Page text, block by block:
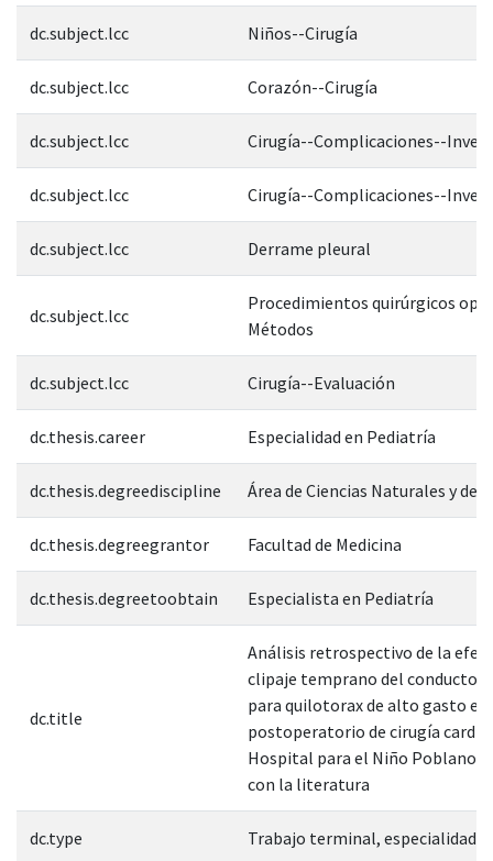
dc.subject.lcc Niños--Cirugía
dc.subject.lcc Corazón--Cirugía
dc.subject.lcc Cirugía--Complicaciones--
dc.subject.lcc Cirugía--Complicaciones--
dc.subject.lcc Derrame pleural
dc.subject.lcc
Procedimientos quirúrgicos
Métodos
dc.subject.lcc Cirugía--Evaluación
dc.thesis.career Especialidad en Pediatría
dc.thesis.degreediscipline Área de Ciencias Naturales y de
dc.thesis.degreegrantor Facultad de Medicina
dc.thesis.degreetoobtain Especialista en Pediatría
dc.title
Análisis retrospectivo de la
clipaje temprano del conducto
para quilotorax de alto gasto en
postoperatorio de cirugía
Hospital para el Niño Poblano
con la literatura
dc.type Trabajo terminal, especialidad